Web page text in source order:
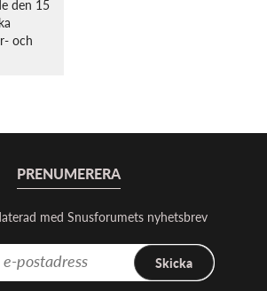
den 15
och
PRENUMERERA
med Snusforumets nyhetsbrev
Skicka